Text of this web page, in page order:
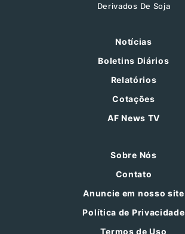
Derivados De Soja
Notícias
Boletins Diários
Relatórios
Cotações
AF News TV
Sobre Nós
Contato
Anuncie em nosso site
Política de Privacidade
Termos de Uso